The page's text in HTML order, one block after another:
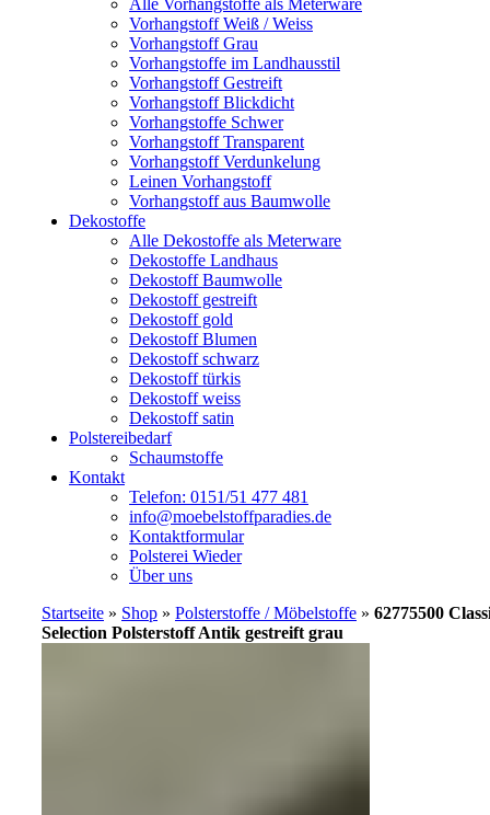
Alle Vorhangstoffe als Meterware
Vorhangstoff Weiß / Weiss
Vorhangstoff Grau
Vorhangstoffe im Landhausstil
Vorhangstoff Gestreift
Vorhangstoff Blickdicht
Vorhangstoffe Schwer
Vorhangstoff Transparent
Vorhangstoff Verdunkelung
Leinen Vorhangstoff
Vorhangstoff aus Baumwolle
Dekostoffe
Alle Dekostoffe als Meterware
Dekostoffe Landhaus
Dekostoff Baumwolle
Dekostoff gestreift
Dekostoff gold
Dekostoff Blumen
Dekostoff schwarz
Dekostoff türkis
Dekostoff weiss
Dekostoff satin
Polstereibedarf
Schaumstoffe
Kontakt
Telefon: 0151/51 477 481
info@moebelstoffparadies.de
Kontaktformular
Polsterei Wieder
Über uns
Startseite » Shop » Polsterstoffe / Möbelstoffe » 62775500
Selection Polsterstoff Antik gestreift grau